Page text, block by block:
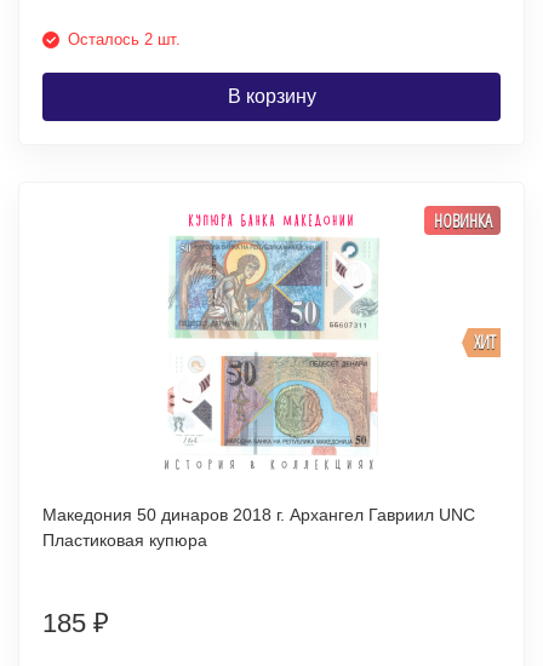
Осталось 2 шт.
В корзину
ХИТ
НОВИНКА
Македония 50 динаров 2018 г. Архангел Гавриил UNC
Пластиковая купюра
185 ₽